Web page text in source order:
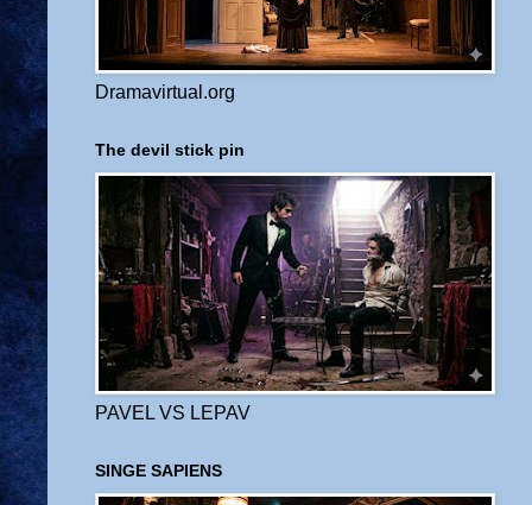
Dramavirtual.org
The devil stick pin
PAVEL VS LEPAV
SINGE SAPIENS